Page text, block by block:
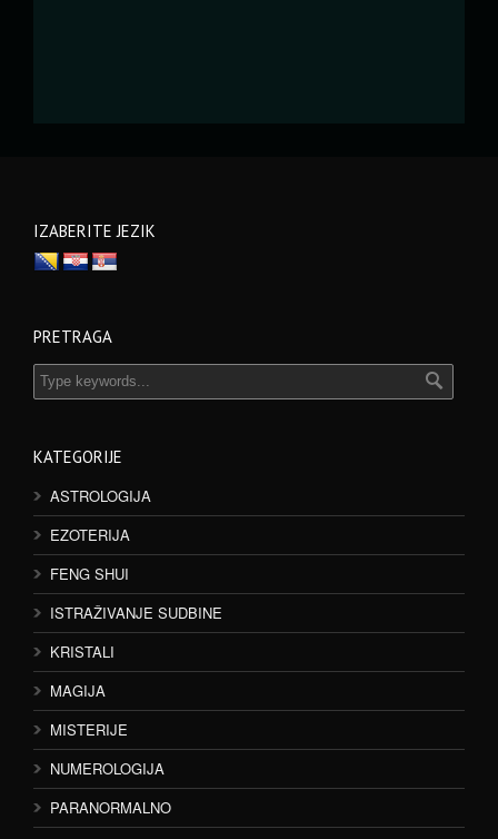
IZABERITE JEZIK
PRETRAGA
KATEGORIJE
ASTROLOGIJA
EZOTERIJA
FENG SHUI
ISTRAŽIVANJE SUDBINE
KRISTALI
MAGIJA
MISTERIJE
NUMEROLOGIJA
PARANORMALNO